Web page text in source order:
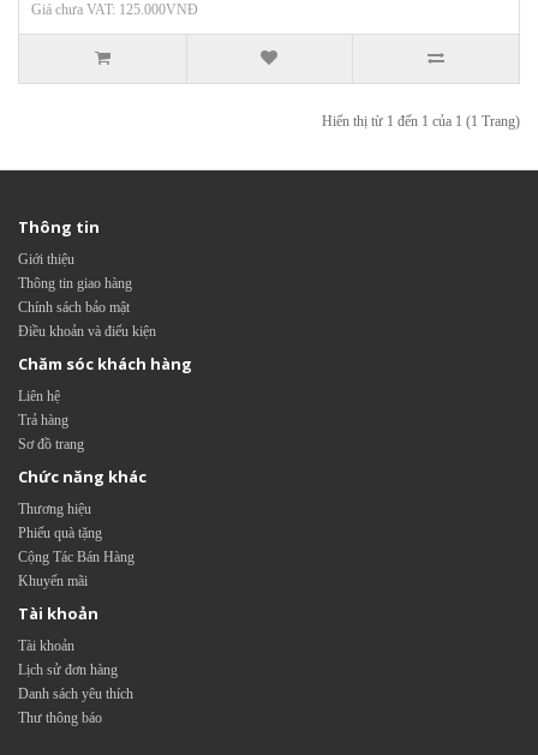
Giá chưa VAT: 125.000VNĐ
Hiển thị từ 1 đến 1 của 1 (1 Trang)
Thông tin
Giới thiệu
Thông tin giao hàng
Chính sách bảo mật
Điều khoản và điểu kiện
Chăm sóc khách hàng
Liên hệ
Trả hàng
Sơ đồ trang
Chức năng khác
Thương hiệu
Phiếu quà tặng
Cộng Tác Bán Hàng
Khuyến mãi
Tài khoản
Tài khoản
Lịch sử đơn hàng
Danh sách yêu thích
Thư thông báo